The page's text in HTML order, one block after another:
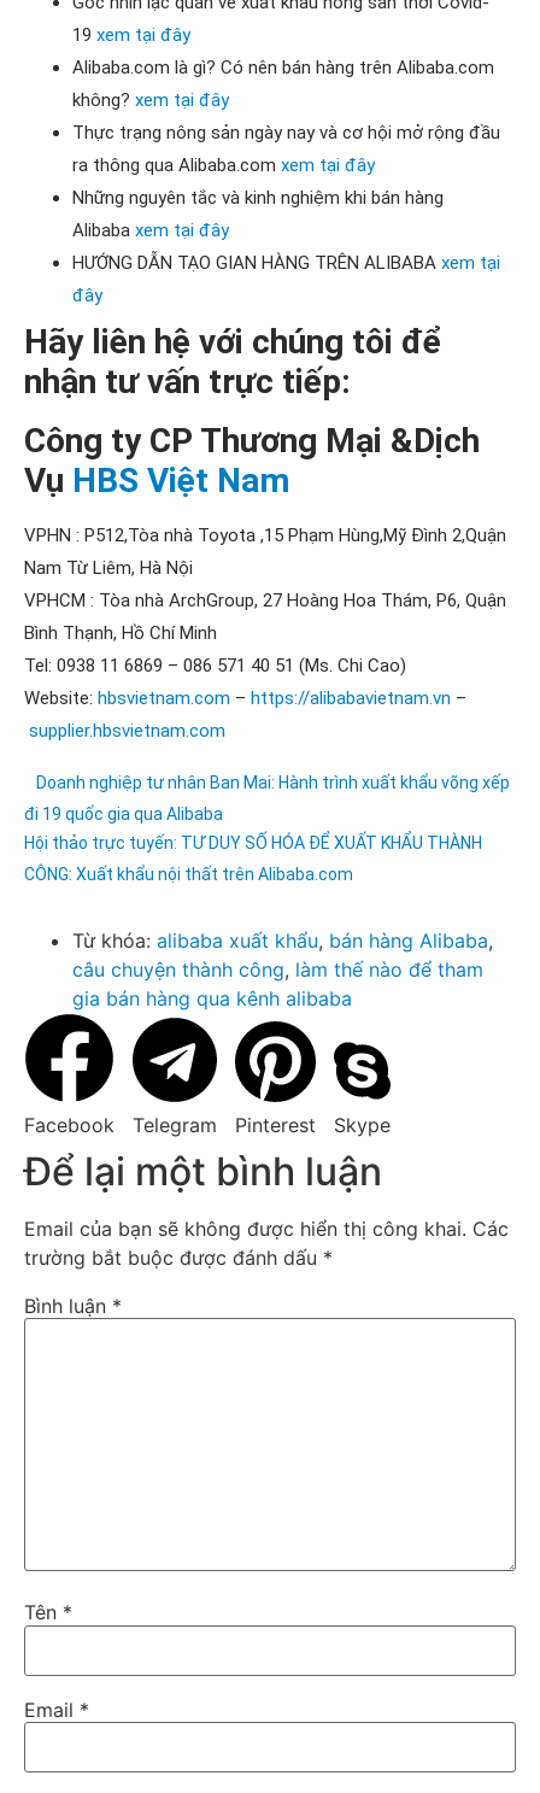
19 xem tại đây
Alibaba.com là gì? ​​​​​Có nên bán hàng trên Alibaba.com
không? xem tại đây
Thực trạng nông sản ngày nay và cơ hội mở rộng đầu
ra thông qua Alibaba.com xem tại đây
Những nguyên tắc và kinh nghiệm khi bán hàng
Alibaba xem tại đây
HƯỚNG DẪN TẠO GIAN HÀNG TRÊN ALIBABA xem tại
đây
Hãy liên hệ với chúng tôi để
nhận tư vấn trực tiếp:
Công ty CP Thương Mại &Dịch
Vụ HBS Việt Nam
VPHN : P512,Tòa nhà Toyota ,15 Phạm Hùng,Mỹ Đình 2,Quận
Nam Từ Liêm, Hà Nội
VPHCM : Tòa nhà ArchGroup, 27 Hoàng Hoa Thám, P6, Quận
Bình Thạnh, Hồ Chí Minh
Tel: 0938 11 6869 – 086 571 40 51 (Ms. Chi Cao)
Website: hbsvietnam.com – https://alibabavietnam.vn –
supplier.hbsvietnam.com
Doanh nghiệp tư nhân Ban Mai: Hành trình xuất khẩu võng xếp
đi 19 quốc gia qua Alibaba
Hội thảo trực tuyến: TƯ DUY SỐ HÓA ĐỂ XUẤT KHẨU THÀNH
CÔNG: Xuất khẩu nội thất trên Alibaba.com
Từ khóa: alibaba xuất khẩu, bán hàng Alibaba,
câu chuyện thành công, làm thế nào để tham
gia bán hàng qua kênh alibaba
Facebook Telegram Pinterest Skype
Để lại một bình luận
Email của bạn sẽ không được hiển thị công khai. Các
trường bắt buộc được đánh dấu *
Bình luận *
Tên *
Email *